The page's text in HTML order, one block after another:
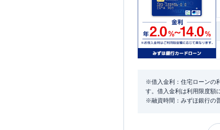
※借入金利：住宅ローンの
す。借入金利は利用限度額
※融資時間：みずほ銀行の